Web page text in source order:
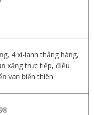
4 xi-lanh thẳng hàng,
xăng trực tiếp, điều
van biến thiên